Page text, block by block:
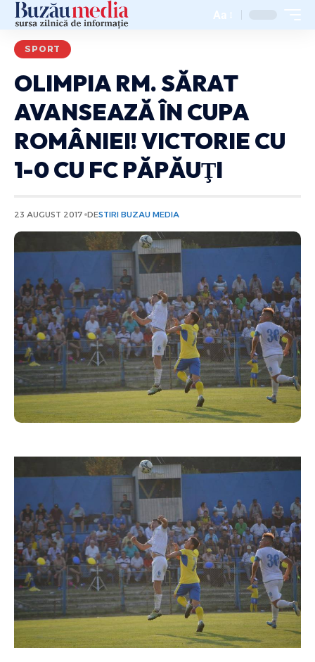
Aa
SPORT
OLIMPIA RM. SĂRAT
AVANSEAZĂ ÎN CUPA
ROMÂNIEI! VICTORIE CU
1-0 CU FC PĂPĂUŢI
23 AUGUST 2017 DESTIRI BUZAU MEDIA